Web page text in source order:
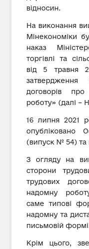
відносин.
На виконання
Мінекономіки
наказ
торгівлі та
від 5 травня
договорів
роботу» (далі –
16 липня 2021
опубліковано
(випуск № 54) та
З огляду на
сторони
трудових
надомну
саме типові
надомну та
письмовій
Крім цього,